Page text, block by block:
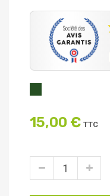
15,00 € TTC